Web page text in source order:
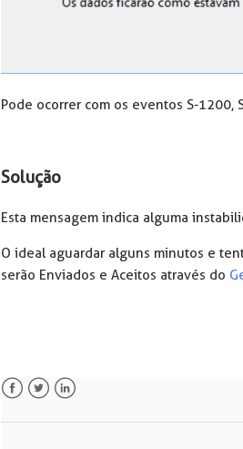
Pode ocorrer com os eventos S-1200,
Solução
Esta mensagem indica alguma
O ideal aguardar alguns minutos e
serão Enviados e Aceitos através do